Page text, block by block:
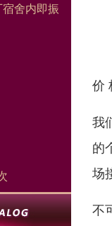
舍内即振
价
我
的
场
不